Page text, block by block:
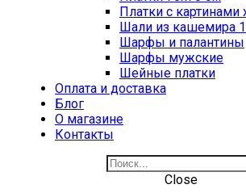
Платки с
Шали из кашемира
Шарфы и палантины
Шарфы мужские
Шейные платки
Оплата и доставка
Блог
О магазине
Контакты
Close